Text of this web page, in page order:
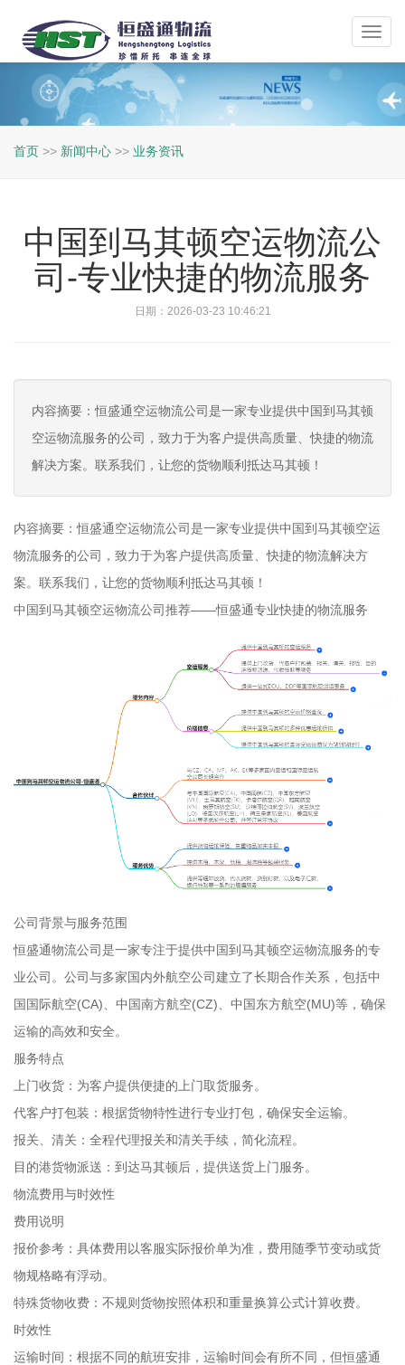
首页 >> 新闻中心 >> 业务资讯
中国到马其顿空运物流公
司-专业快捷的物流服务
日期：2026-03-23 10:46:21
内容摘要：恒盛通空运物流公司是一家专业提供中国到马其顿
空运物流服务的公司，致力于为客户提供高质量、快捷的物流
解决方案。联系我们，让您的货物顺利抵达马其顿！
内容摘要：恒盛通空运物流公司是一家专业提供中国到马其顿空运
物流服务的公司，致力于为客户提供高质量、快捷的物流解决方
案。联系我们，让您的货物顺利抵达马其顿！
中国到马其顿空运物流公司推荐——恒盛通专业快捷的物流服务
公司背景与服务范围
恒盛通物流公司是一家专注于提供中国到马其顿空运物流服务的专
业公司。公司与多家国内外航空公司建立了长期合作关系，包括中
国国际航空(CA)、中国南方航空(CZ)、中国东方航空(MU)等，确保
运输的高效和安全。
服务特点
上门收货：为客户提供便捷的上门取货服务。
代客户打包装：根据货物特性进行专业打包，确保安全运输。
报关、清关：全程代理报关和清关手续，简化流程。
目的港货物派送：到达马其顿后，提供送货上门服务。
物流费用与时效性
费用说明
报价参考：具体费用以客服实际报价单为准，费用随季节变动或货
物规格略有浮动。
特殊货物收费：不规则货物按照体积和重量换算公式计算收费。
时效性
运输时间：根据不同的航班安排，运输时间会有所不同，但恒盛通